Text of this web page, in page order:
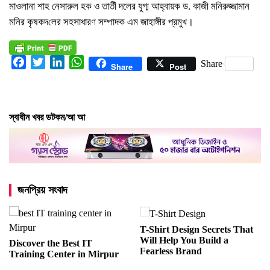
মাওলানা শাহ নেসারুল হক ও তাতীঁ দলের যুগ্ম আহ্বায়ক ড. কাজী মনিরুজ্জামান
মনির কৃষকদ‌লের সহসাধারণ সম্পাদক এম জাহাঙ্গীর প্রমুখ।
FacebookTwitterLinkedInWhatsAppShare Post Share
স্বাধীন খবর ডটকম/আ আ
জনপ্রিয় সংবাদ
Discover the Best IT
Training Center in Mirpur
T-Shirt Design Secrets That
Will Help You Build a
Fearless Brand